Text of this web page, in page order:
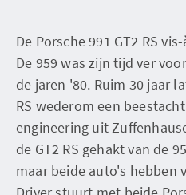
De Porsche 991 GT2 RS
De 959 was zijn tijd ver
de jaren '80. Ruim 30 jaar
RS wederom een
engineering uit
de GT2 RS gehakt van de
maar beide auto's hebben